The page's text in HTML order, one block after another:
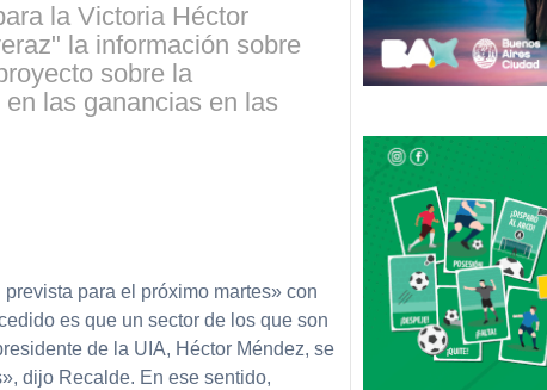
la Victoria Héctor
la información sobre
sobre la
las ganancias en las
para el próximo martes» con
es que un sector de los que son
de la UIA, Héctor Méndez, se
dijo Recalde. En ese sentido,